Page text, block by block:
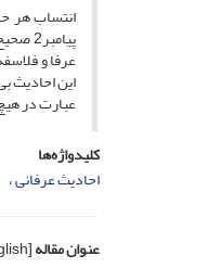
این احادیث
عبارت در
کلیدواژه‌ها
احادیث عرفانی
عنوان مقاله[English]